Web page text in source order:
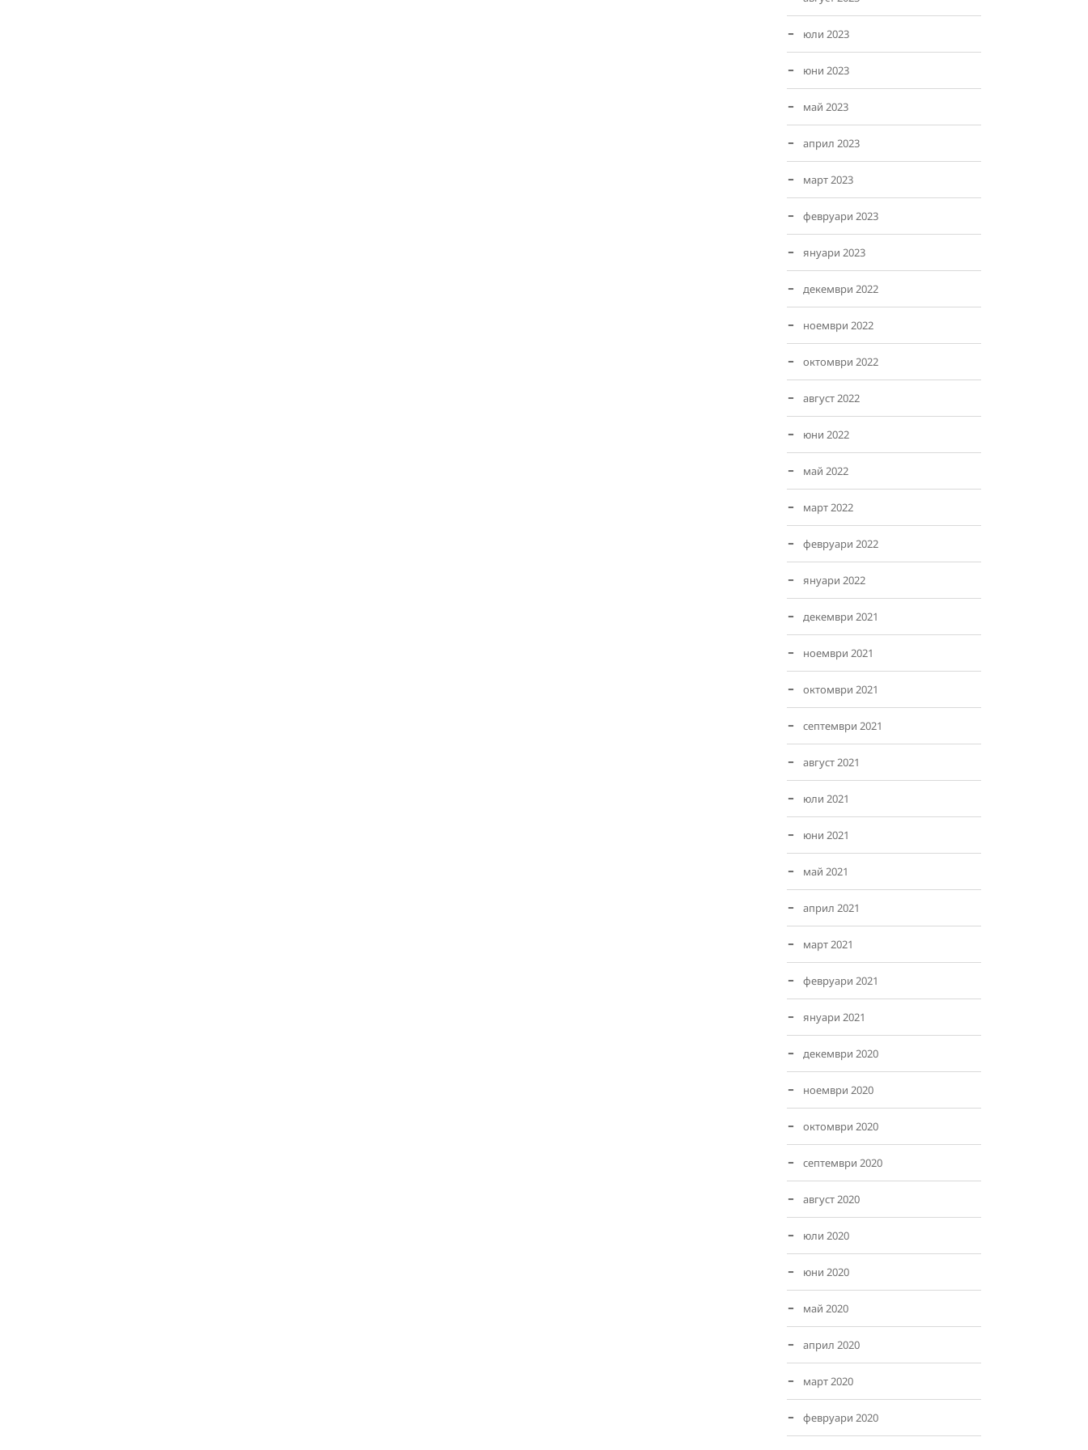
юли 2023
юни 2023
май 2023
април 2023
март 2023
февруари 2023
януари 2023
декември 2022
ноември 2022
октомври 2022
август 2022
юни 2022
май 2022
март 2022
февруари 2022
януари 2022
декември 2021
ноември 2021
октомври 2021
септември 2021
август 2021
юли 2021
юни 2021
май 2021
април 2021
март 2021
февруари 2021
януари 2021
декември 2020
ноември 2020
октомври 2020
септември 2020
август 2020
юли 2020
юни 2020
май 2020
април 2020
март 2020
февруари 2020